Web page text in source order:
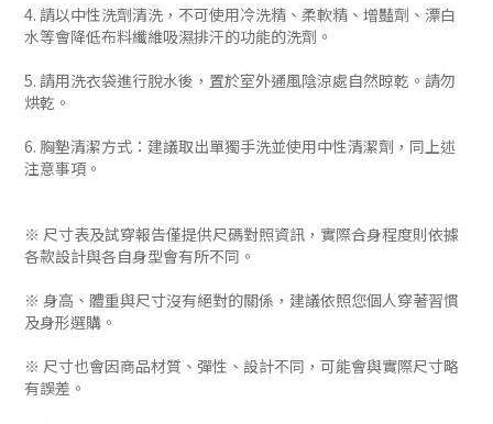
4. 請以中性洗劑清洗，不可使用冷洗精、柔軟精、增豔劑、漂白
水等會降低布料纖維吸濕排汗的功能的洗劑。
5. 請用洗衣袋進行脫水後，置於室外通風陰涼處自然晾乾。請勿
烘乾。
6. 胸墊清潔方式：建議取出單獨手洗並使用中性清潔劑，同上述
注意事項。
※ 尺寸表及試穿報告僅提供尺碼對照資訊，實際合身程度則依據
各款設計與各自身型會有所不同。
※ 身高、體重與尺寸沒有絕對的關係，建議依照您個人穿著習慣
及身形選購。
※ 尺寸也會因商品材質、彈性、設計不同，可能會與實際尺寸略
有誤差。